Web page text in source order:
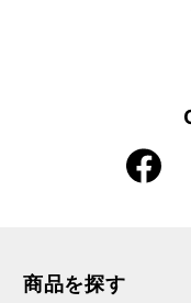
Faceboo
k
X
商品を探す